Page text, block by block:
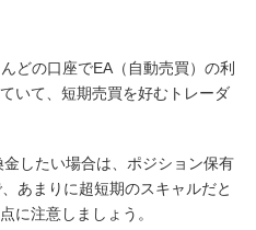
どの口座でEA（自動売買）の利
いて、短期売買を好むトレーダ
したい場合は、ポジション保有
あまりに超短期のスキャルだと
に注意しましょう。